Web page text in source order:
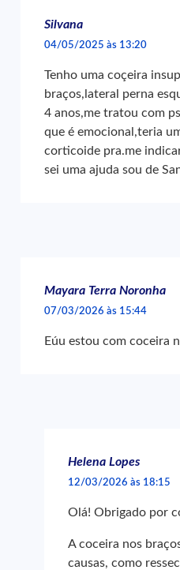
Silvana
04/05/2025 às 13:20
Tenho uma coçeira
braços,lateral perna
4 anos,me tratou com
que é emocional,teria
corticoide pra.me
sei uma ajuda sou de
Mayara Terra Noronha
07/03/2026 às 15:44
Eúu estou com coceira
Helena Lopes
12/03/2026 às 18:15
Olá! Obrigado por
A coceira nos
causas, como